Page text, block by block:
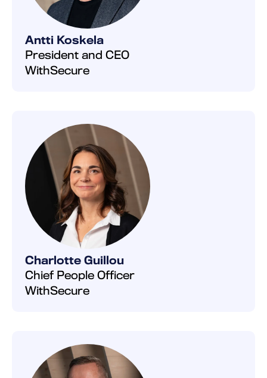
Antti Koskela
President and CEO
WithSecure
Charlotte Guillou
Chief People Officer
WithSecure